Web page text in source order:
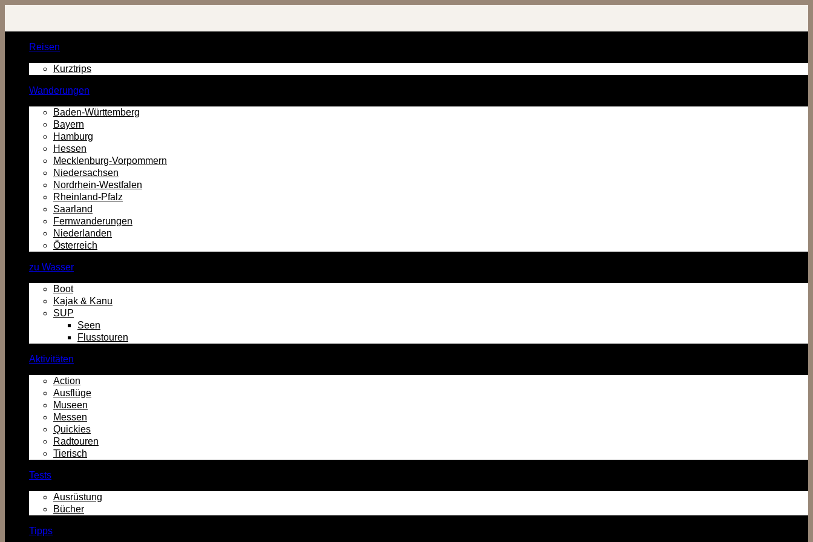
Inhalt
Reisen
Kurztrips
Wanderungen
Baden-Württemberg
Bayern
Hamburg
Hessen
Mecklenburg-Vorpommern
Niedersachsen
Nordrhein-Westfalen
Rheinland-Pfalz
Saarland
Fernwanderungen
Niederlanden
Österreich
zu Wasser
Boot
Kajak & Kanu
SUP
Seen
Flusstouren
Aktivitäten
Action
Ausflüge
Museen
Messen
Quickies
Radtouren
Tierisch
Tests
Ausrüstung
Bücher
Tipps